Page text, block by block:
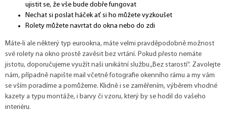
ujistit se, že vše bude dobře fungovat
Nechat si poslat háček ať si ho můžete vyzkoušet
Rolety můžete navrtat do okna nebo do zdi
Máte-li ale některý typ eurookna, máte velmi pravděpodobně možnost
své rolety na okno prostě zavěsit bez vrtání. Pokud přesto nemáte
jistotu, doporučujeme využít naši unikátní službu „Bez starostí“. Zavolejte
nám, případně napište mail včetně fotografie okenního rámu a my vám
se vším poradíme a pomůžeme. Klidně i se zaměřením, výběrem vhodné
kazety a typu montáže, i barvy či vzoru, který by se hodil do vašeho
interiéru.